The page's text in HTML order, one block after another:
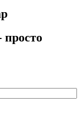
просто